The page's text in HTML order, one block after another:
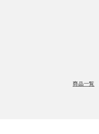
商品一覧